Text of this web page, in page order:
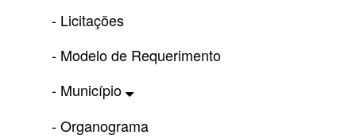
- Licitações
- Modelo de Requerimento
- Município
- Organograma